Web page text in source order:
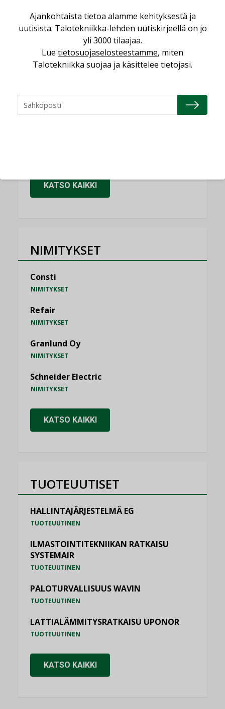
KOLUMNI
Yli miljoona kotia on vailla toimivaa
ilmanvaihtoa
KOLUMNI
saatavien tietojen vertailukelpoisuus?
KOLUMNI
KATSO KAIKKI
NIMITYKSET
Consti
NIMITYKSET
Refair
NIMITYKSET
Granlund Oy
NIMITYKSET
Schneider Electric
NIMITYKSET
KATSO KAIKKI
TUOTEUUTISET
HALLINTAJÄRJESTELMÄ EG
TUOTEUUTINEN
ILMASTOINTITEKNIIKAN RATKAISU
SYSTEMAIR
TUOTEUUTINEN
PALOTURVALLISUUS WAVIN
TUOTEUUTINEN
LATTIALÄMMITYSRATKAISU UPONOR
TUOTEUUTINEN
KATSO KAIKKI
Ajankohtaista tietoa alamme kehityksestä ja
uutisista. Talotekniikka-lehden uutiskirjeellä on jo
yli 3000 tilaajaa.
Lue tietosuojaselosteestamme, miten
Talotekniikka suojaa ja käsittelee tietojasi.